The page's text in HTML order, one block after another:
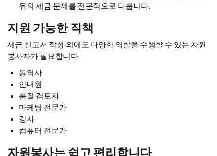
유의 세금 문제를 전문적으로 다룹니다.
지원 가능한 직책
세금 신고서 작성 외에도 다양한 역할을 수행할 수 있는 자원
봉사자가 필요합니다.
통역사
안내원
품질 검토자
마케팅 전문가
강사
컴퓨터 전문가
자원봉사는 쉽고 편리합니다